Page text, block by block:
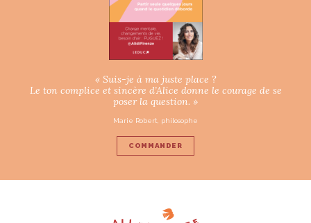
« Suis-je à ma juste place ?
Le ton complice et sincère d’Alice donne le courage de se
poser la question. »
Marie Robert, philosophe
COMMANDER